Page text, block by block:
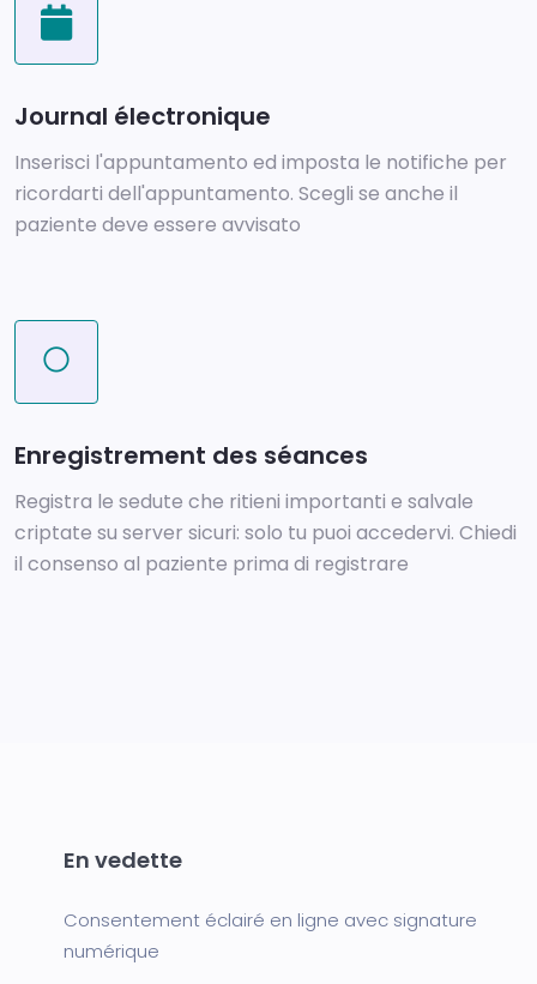
Journal électronique
Inserisci l'appuntamento ed imposta le notifiche per
ricordarti dell'appuntamento. Scegli se anche il
paziente deve essere avvisato
Enregistrement des séances
Registra le sedute che ritieni importanti e salvale
criptate su server sicuri: solo tu puoi accedervi. Chiedi
il consenso al paziente prima di registrare
En vedette
Consentement éclairé en ligne avec signature
numérique